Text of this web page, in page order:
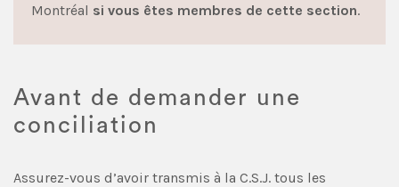
Montréal si vous êtes membres de cette section.
Avant de demander une
conciliation
Assurez-vous d’avoir transmis à la C.S.J. tous les